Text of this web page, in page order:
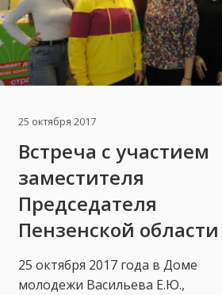
25 октября 2017
Встреча с участием
заместителя
Председателя
Пензенской области
25 октября 2017 года в Доме
молодежи Васильева Е.Ю.,